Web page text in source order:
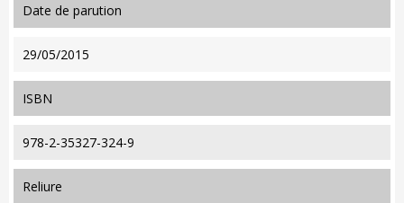
date de parution
29/05/2015
ISBN
978-2-35327-324-9
reliure